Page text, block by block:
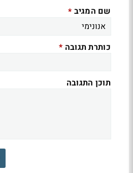
שם המגיב *
כותרת תגובה *
תוכן התגובה